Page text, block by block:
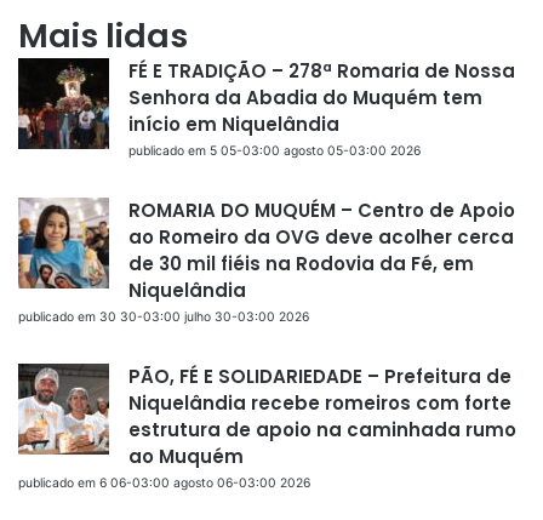
Mais lidas
FÉ E TRADIÇÃO – 278ª Romaria de Nossa
Senhora da Abadia do Muquém tem
início em Niquelândia
publicado em 5 05-03:00 agosto 05-03:00 2026
ROMARIA DO MUQUÉM – Centro de Apoio
ao Romeiro da OVG deve acolher cerca
de 30 mil fiéis na Rodovia da Fé, em
Niquelândia
publicado em 30 30-03:00 julho 30-03:00 2026
PÃO, FÉ E SOLIDARIEDADE – Prefeitura de
Niquelândia recebe romeiros com forte
estrutura de apoio na caminhada rumo
ao Muquém
publicado em 6 06-03:00 agosto 06-03:00 2026